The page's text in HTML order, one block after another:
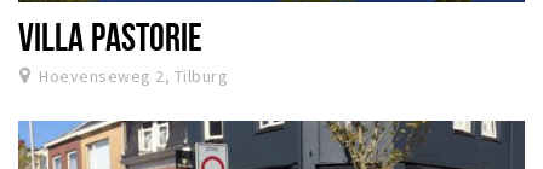
VILLA PASTORIE
Hoevenseweg 2, Tilburg